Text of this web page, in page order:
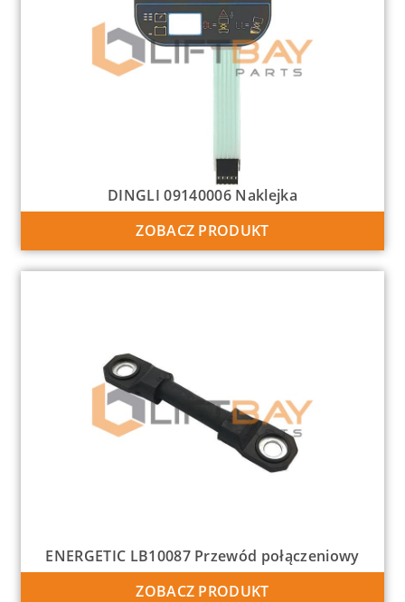
DINGLI 09140006 Naklejka
ZOBACZ PRODUKT
ENERGETIC LB10087 Przewód połączeniowy
ZOBACZ PRODUKT